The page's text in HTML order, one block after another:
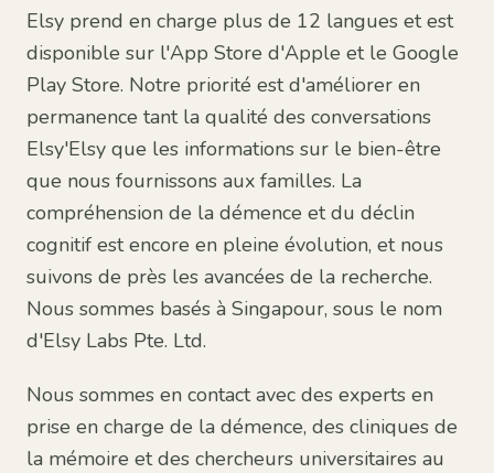
Elsy prend en charge plus de 12 langues et est
disponible sur l'App Store d'Apple et le Google
Play Store. Notre priorité est d'améliorer en
permanence tant la qualité des conversations
Elsy'Elsy que les informations sur le bien-être
que nous fournissons aux familles. La
compréhension de la démence et du déclin
cognitif est encore en pleine évolution, et nous
suivons de près les avancées de la recherche.
Nous sommes basés à Singapour, sous le nom
d'Elsy Labs Pte. Ltd.
Nous sommes en contact avec des experts en
prise en charge de la démence, des cliniques de
la mémoire et des chercheurs universitaires au